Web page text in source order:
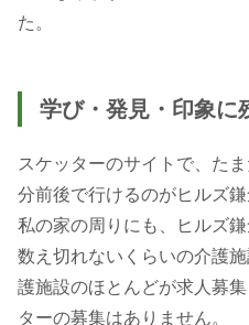
た。
学び・発見・印象に
スケッターのサイトで、た
分前後で行けるのがヒルズ鎌
私の家の周りにも、ヒルズ
数え切れないくらいの介護
護施設のほとんどが求人募
ターの募集はありません。